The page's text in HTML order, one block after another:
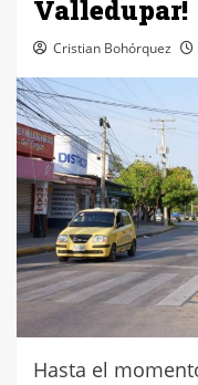
Valledupar!
Cristian Bohórquez
Hasta el